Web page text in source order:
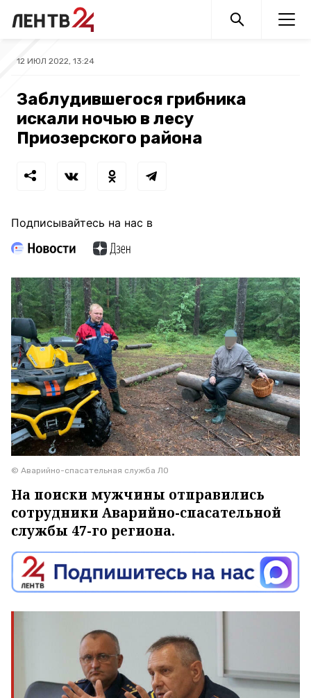
12 ИЮЛ 2022, 13:24
Заблудившегося грибника
искали ночью в лесу
Приозерского района
Подписывайтесь на нас в
© Аварийно-спасательная служба ЛО
На поиски мужчины отправились
сотрудники Аварийно-спасательной
службы 47-го региона.